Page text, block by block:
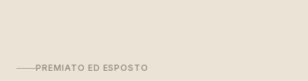
PREMIATO ED ESPOSTO